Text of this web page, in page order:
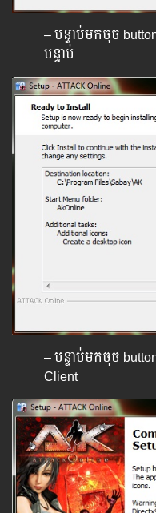
– បន្ទាប់មកចុច
បន្ទាប់
– បន្ទាប់មកចុច
Client